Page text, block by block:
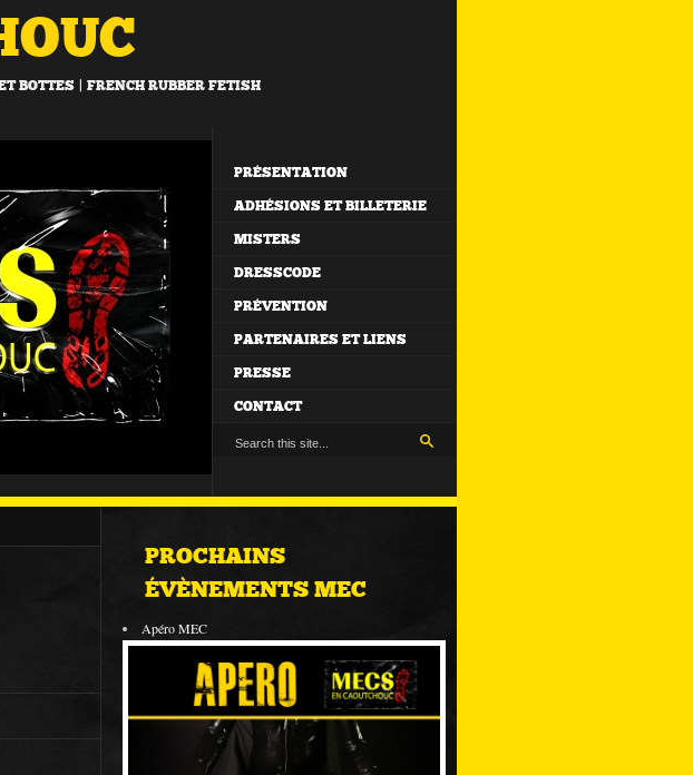
BOTTES | FRENCH RUBBER FETISH
PRÉSENTATION
ADHÉSIONS ET BILLETERIE
MISTERS
DRESSCODE
PRÉVENTION
PARTENAIRES ET LIENS
PRESSE
CONTACT
PROCHAINS
ÉVÈNEMENTS MEC
Apéro MEC